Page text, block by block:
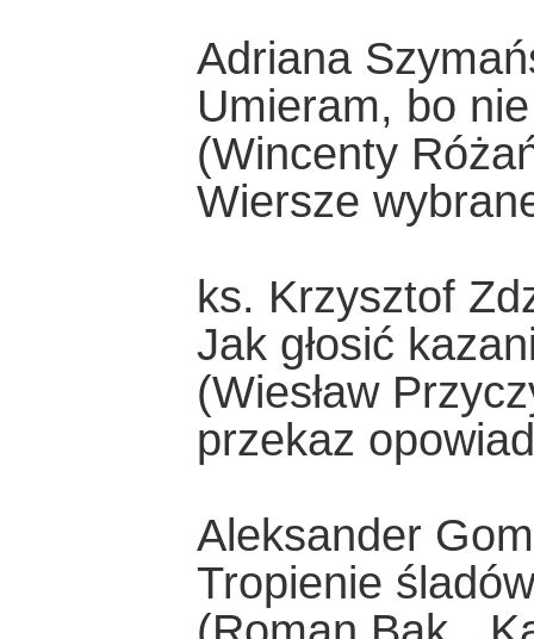
Adriana
Umieram, bo
(Wincenty
Wiersze
ks. Krzysztof
Jak głosić
(Wiesław
przekaz
Aleksander
Tropienie śladów